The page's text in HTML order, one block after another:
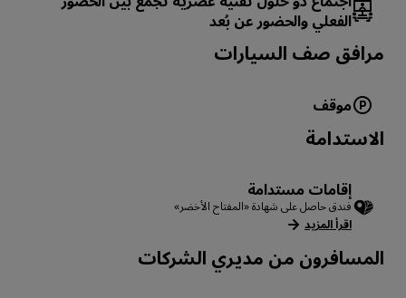
الفعلي والحضور عن بُعد
‏‫مرافق صف السيارات
موقف
الاستدامة
إقامات مستدامة
فندق حاصل على شهادة «المفتاح الأخضر»
اقرأ المزيد
المسافرون من مديري الشركات